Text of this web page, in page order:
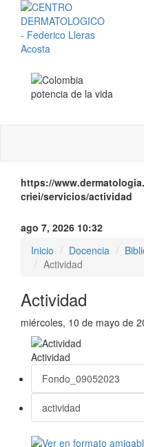
https://
criei/servicios/actividad
ago 7, 2026 10:32
Inicio
Docencia
Actividad
Actividad
miércoles, 10 de mayo de
Actividad
Fondo_09052023
actividad